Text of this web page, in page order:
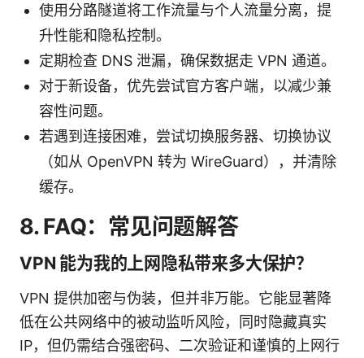
使用分路隧道将工作流量与个人流量分离，提
升性能和隐私控制。
定期检查 DNS 泄漏，确保数据走 VPN 通道。
对于新设备，优先尝试官方客户端，以减少兼
容性问题。
若遇到连接困难，尝试切换服务器、切换协议
（如从 OpenVPN 转为 WireGuard），并清除
缓存。
8. FAQ：常见问题解答
VPN 能为我的上网隐私带来多大保护？
VPN 提供加密与伪装，但并非万能。它能显著降
低在公共网络中的被动监听风险，同时隐藏真实
IP，但仍需结合强密码、二次验证和谨慎的上网行